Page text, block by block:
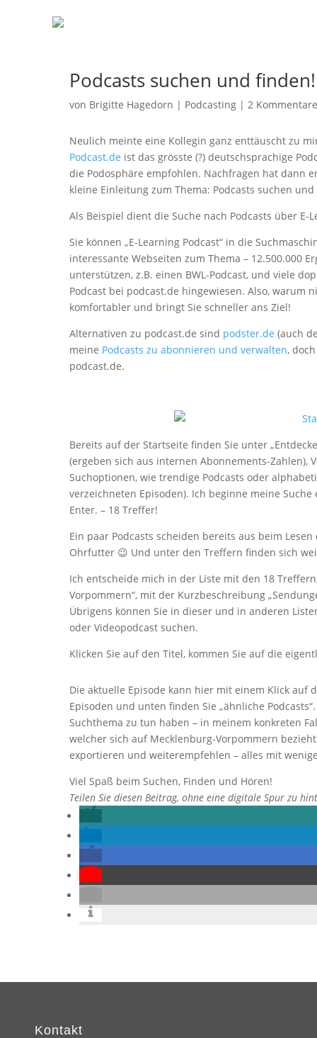
Podcasts suchen und finden!
von Brigitte Hagedorn | Podcasting | 2 Kommentare
Neulich meinte eine Kollegin ganz enttäuscht zu
Podcast.de ist das grösste (?) deutschsprachige
die Podosphäre empfohlen. Nachfragen hat dann
kleine Einleitung zum Thema: Podcasts suchen
Als Beispiel dient die Suche nach Podcasts über E-
Sie können „E-Learning Podcast“ in die
interessante Webseiten zum Thema – 12.500.000
unterstützen, z.B. einen BWL-Podcast, und viele
Podcast bei podcast.de hingewiesen. Also, warum
komfortabler und bringt Sie schneller ans Ziel!
Alternativen zu podcast.de sind podster.de (auch
meine Podcasts zu abonnieren und verwalten,
podcast.de.
Bereits auf der Startseite finden Sie unter
(ergeben sich aus internen Abonnements-Zahlen),
Suchoptionen, wie trendige Podcasts oder
verzeichneten Episoden). Ich beginne meine
Enter. – 18 Treffer!
Ein paar Podcasts scheiden bereits aus beim
Ohrfutter 😉 Und unter den Treffern finden sich
Ich entscheide mich in der Liste mit den 18
Vorpommern“, mit der Kurzbeschreibung
Übrigens können Sie in dieser und in anderen
oder Videopodcast suchen.
Klicken Sie auf den Titel, kommen Sie auf die
Die aktuelle Episode kann hier mit einem Klick auf
Episoden und unten finden Sie „ähnliche
Suchthema zu tun haben – in meinem konkreten
welcher sich auf Mecklenburg-Vorpommern
exportieren und weiterempfehlen – alles mit
Viel Spaß beim Suchen, Finden und Hören!
Teilen Sie diesen Beitrag, ohne eine digitale Spur zu
Kontakt